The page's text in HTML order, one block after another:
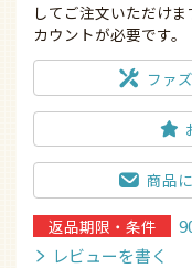
してご注文いただけ
カウントが必要です。
ファ
商品
返品期限・条件
レビューを書く